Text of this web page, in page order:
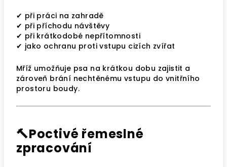
✔ při práci na zahradě
✔ při příchodu návštěvy
✔ při krátkodobé nepřítomnosti
✔ jako ochranu proti vstupu cizích zvířat
Mříž umožňuje psa na krátkou dobu zajistit a
zároveň brání nechtěnému vstupu do vnitřního
prostoru boudy.
🔨Poctivé řemeslné
zpracování